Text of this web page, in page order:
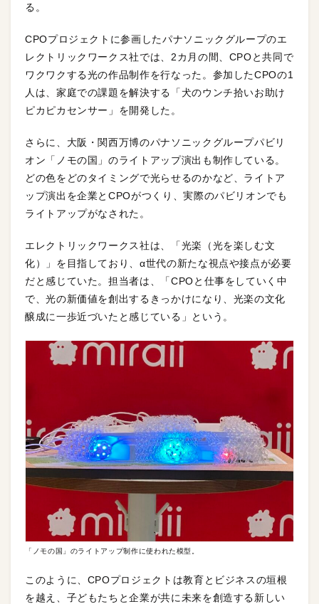
る。
CPOプロジェクトに参画したパナソニックグループのエ
レクトリックワークス社では、2カ月の間、CPOと共同で
ワクワクする光の作品制作を行なった。参加したCPOの1
人は、家庭での課題を解決する「犬のウンチ拾いお助け
ピカピカセンサー」を開発した。
さらに、大阪・関西万博のパナソニックグループパビリ
オン「ノモの国」のライトアップ演出も制作している。
どの色をどのタイミングで光らせるのかなど、ライトア
ップ演出を企業とCPOがつくり、実際のパビリオンでも
ライトアップがなされた。
エレクトリックワークス社は、「光楽（光を楽しむ文
化）」を目指しており、α世代の新たな視点や接点が必要
だと感じていた。担当者は、「CPOと仕事をしていく中
で、光の新価値を創出するきっかけになり、光楽の文化
醸成に一歩近づいたと感じている」という。
「ノモの国」のライトアップ制作に使われた模型。
このように、CPOプロジェクトは教育とビジネスの垣根
を越え、子どもたちと企業が共に未来を創造する新しい